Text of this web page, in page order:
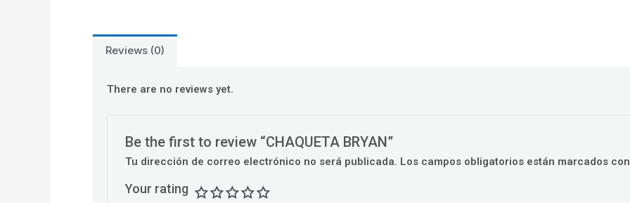
Reviews (0)
There are no reviews yet.
Be the first to review “CHAQUETA BRYAN”
Tu dirección de correo electrónico no será publicada. Los campos obligatorios están marcados
Your rating